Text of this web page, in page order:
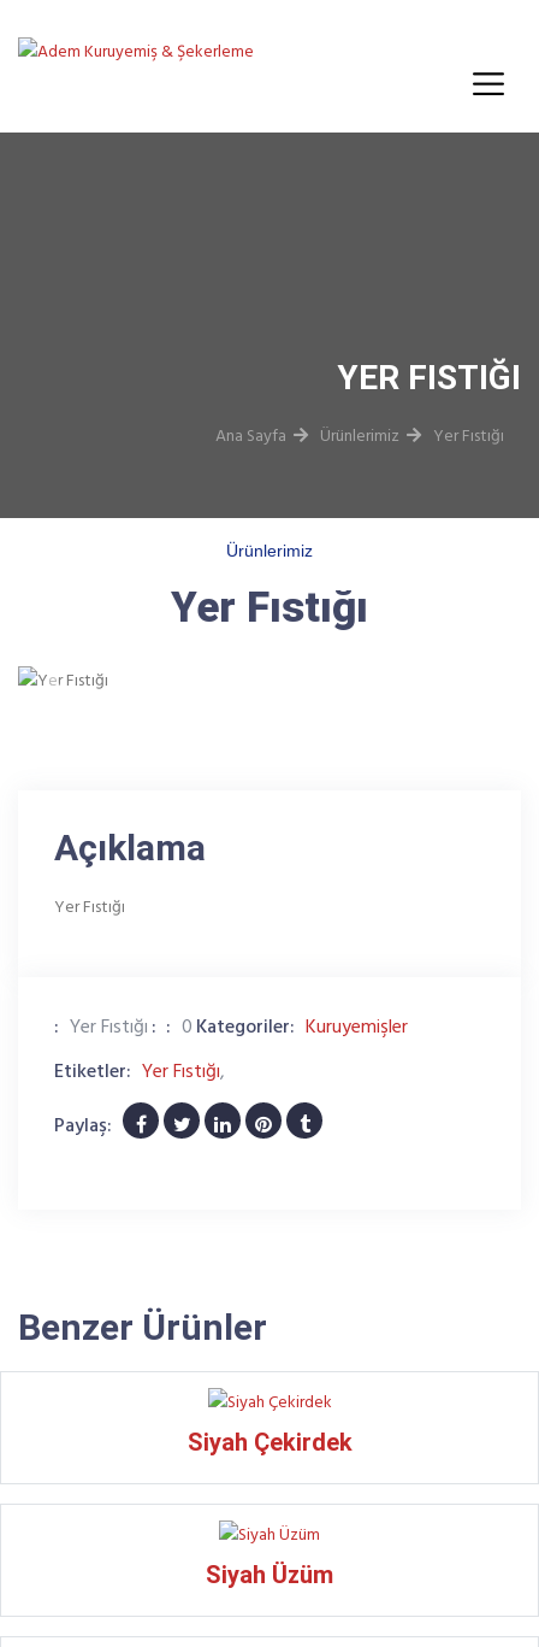
YER FISTIĞI
Ana Sayfa Ürünlerimiz Yer Fıstığı
Ürünlerimiz
Yer Fıstığı
Previous
Açıklama
Yer Fıstığı
: Yer Fıstığı: : 0Kategoriler: Kuruyemişler
Etiketler: Yer Fıstığı,
Paylaş:
Benzer Ürünler
Siyah Çekirdek
Siyah Üzüm